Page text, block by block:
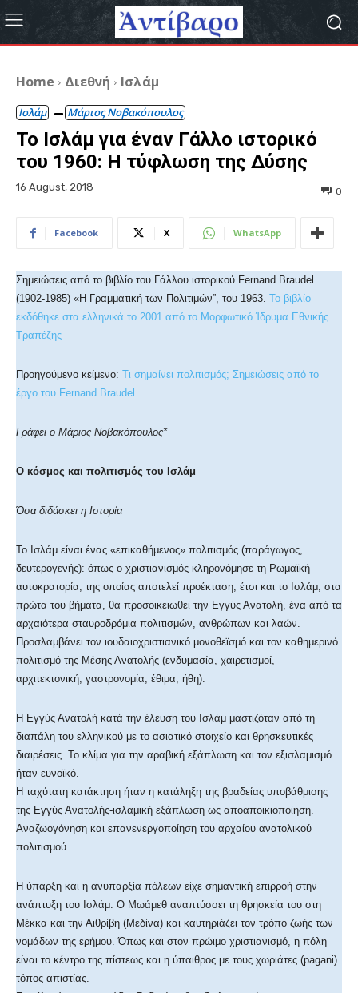
Home Διεθνή Ισλάμ
Ισλάμ Μάριος Νοβακόπουλος
Το Ισλάμ για έναν Γάλλο ιστορικό
του 1960: Η τύφλωση της Δύσης
16 August, 2018 0
Facebook X WhatsApp
Σημειώσεις από το βιβλίο του Γάλλου ιστορικού Fernand Braudel
(1902-1985) «Η Γραμματική των Πολιτιμών”, του 1963. Το βιβλίο
εκδόθηκε στα ελληνικά το 2001 από το Μορφωτικό Ίδρυμα Εθνικής
Τραπέζης
Προηγούμενο κείμενο: Τι σημαίνει πολιτισμός; Σημειώσεις από το
έργο του Fernand Braudel
Γράφει ο Μάριος Νοβακόπουλος*
Ο κόσμος και πολιτισμός του Ισλάμ
Όσα διδάσκει η Ιστορία
Το Ισλάμ είναι ένας «επικαθήμενος» πολιτισμός (παράγωγος,
δευτερογενής): όπως ο χριστιανισμός κληρονόμησε τη Ρωμαϊκή
αυτοκρατορία, της οποίας αποτελεί προέκταση, έτσι και το Ισλάμ, στα
πρώτα του βήματα, θα προσοικειωθεί την Εγγύς Ανατολή, ένα από τα
αρχαιότερα σταυροδρόμια πολιτισμών, ανθρώπων και λαών.
Προσλαμβάνει τον ιουδαιοχριστιανικό μονοθεϊσμό και τον καθημερινό
πολιτισμό της Μέσης Ανατολής (ενδυμασία, χαιρετισμοί,
αρχιτεκτονική, γαστρονομία, έθιμα, ήθη).
Η Εγγύς Ανατολή κατά την έλευση του Ισλάμ μαστιζόταν από τη
διαπάλη του ελληνικού με το ασιατικό στοιχείο και θρησκευτικές
διαιρέσεις. Το κλίμα για την αραβική εξάπλωση και τον εξισλαμισμό
ήταν ευνοϊκό.
Η ταχύτατη κατάκτηση ήταν η κατάληξη της βραδείας υποβάθμισης
της Εγγύς Ανατολής-ισλαμική εξάπλωση ως αποαποικιοποίηση.
Αναζωογόνηση και επανενεργοποίηση του αρχαίου ανατολικού
πολιτισμού.
Η ύπαρξη και η ανυπαρξία πόλεων είχε σημαντική επιρροή στην
ανάπτυξη του Ισλάμ. Ο Μωάμεθ αναπτύσσει τη θρησκεία του στη
Μέκκα και την Αιθρίβη (Μεδίνα) και καυτηριάζει τον τρόπο ζωής των
νομάδων της ερήμου. Όπως και στον πρώιμο χριστιανισμό, η πόλη
είναι το κέντρο της πίστεως και η ύπαιθρος με τους χωριάτες (pagani)
τόπος απιστίας.